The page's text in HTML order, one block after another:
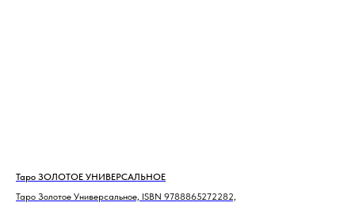
Таро ЗОЛОТОЕ УНИВЕРСАЛЬНОЕ
Таро Золотое Универсальное, ISBN 9788865272282,